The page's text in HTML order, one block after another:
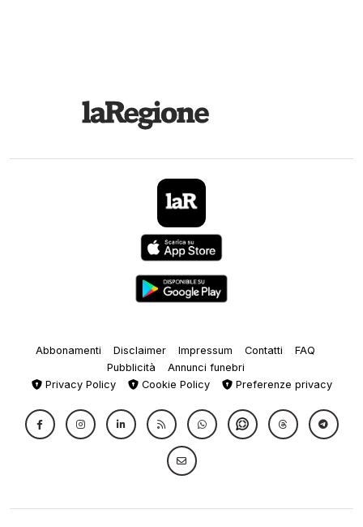
Abbonamenti Disclaimer Impressum Contatti
FAQ
Pubblicità
Annunci funebri
Privacy Policy
Cookie Policy Preferenze privacy